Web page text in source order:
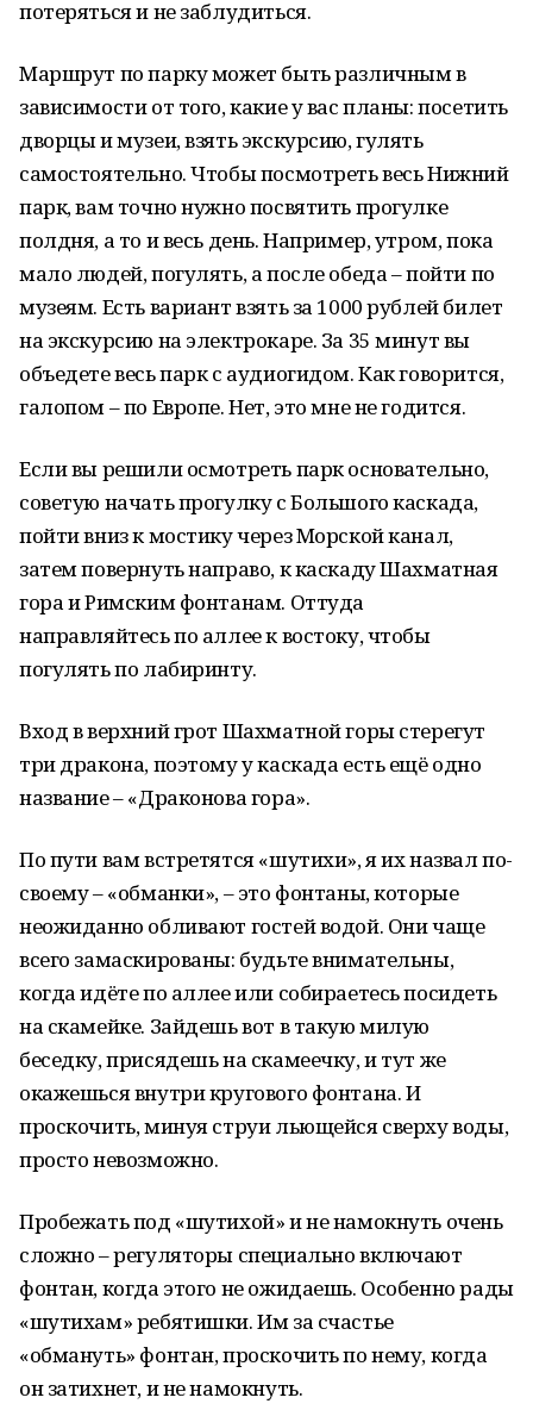
потеряться и не заблудиться.
Маршрут по парку может быть различным в
зависимости от того, какие у вас планы: посетить
дворцы и музеи, взять экскурсию, гулять
самостоятельно. Чтобы посмотреть весь Нижний
парк, вам точно нужно посвятить прогулке
полдня, а то и весь день. Например, утром, пока
мало людей, погулять, а после обеда – пойти по
музеям. Есть вариант взять за 1000 рублей билет
на экскурсию на электрокаре. За 35 минут вы
объедете весь парк с аудиогидом. Как говорится,
галопом – по Европе. Нет, это мне не годится.
Если вы решили осмотреть парк основательно,
советую начать прогулку с Большого каскада,
пойти вниз к мостику через Морской канал,
затем повернуть направо, к каскаду Шахматная
гора и Римским фонтанам. Оттуда
направляйтесь по аллее к востоку, чтобы
погулять по лабиринту.
Вход в верхний грот Шахматной горы стерегут
три дракона, поэтому у каскада есть ещё одно
название – «Драконова гора».
По пути вам встретятся «шутихи», я их назвал по-
своему – «обманки», – это фонтаны, которые
неожиданно обливают гостей водой. Они чаще
всего замаскированы: будьте внимательны,
когда идёте по аллее или собираетесь посидеть
на скамейке. Зайдешь вот в такую милую
беседку, присядешь на скамеечку, и тут же
окажешься внутри кругового фонтана. И
проскочить, минуя струи льющейся сверху воды,
просто невозможно.
Пробежать под «шутихой» и не намокнуть очень
сложно – регуляторы специально включают
фонтан, когда этого не ожидаешь. Особенно рады
«шутихам» ребятишки. Им за счастье
«обмануть» фонтан, проскочить по нему, когда
он затихнет, и не намокнуть.